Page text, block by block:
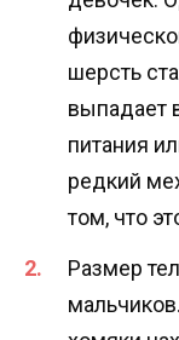
шерсть
выпадает
питания
редкий
том, что
Размер